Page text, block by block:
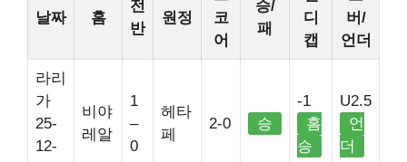
날짜 홈
전
반
원정
코
어
승/
패
디
캡
버/
언더
라리
가
25-
12-
비야
레알
1
–
0
헤타
페
2-0 승
-1
홈
승
U2.5
언
더